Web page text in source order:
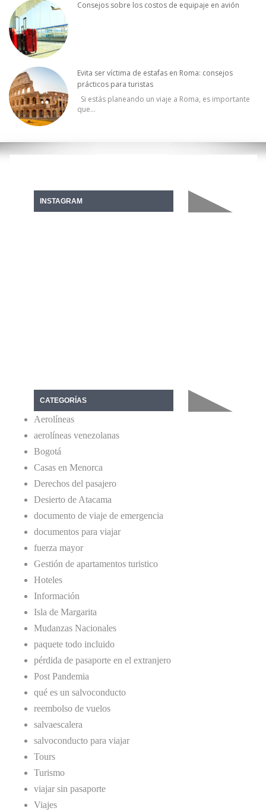
Consejos sobre los costos de equipaje en avión
Evita ser víctima de estafas en Roma: consejos
prácticos para turistas
Si estás planeando un viaje a Roma, es importante
que...
INSTAGRAM
CATEGORÍAS
Aerolíneas
aerolíneas venezolanas
Bogotá
Casas en Menorca
Derechos del pasajero
Desierto de Atacama
documento de viaje de emergencia
documentos para viajar
fuerza mayor
Gestión de apartamentos turistico
Hoteles
Información
Isla de Margarita
Mudanzas Nacionales
paquete todo incluido
pérdida de pasaporte en el extranjero
Post Pandemia
qué es un salvoconducto
reembolso de vuelos
salvaescalera
salvoconducto para viajar
Tours
Turismo
viajar sin pasaporte
Viajes